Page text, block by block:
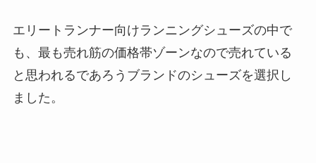
エリートランナー向けランニングシューズの中で
も、最も売れ筋の価格帯ゾーンなので売れている
と思われるであろうブランドのシューズを選択し
ました。